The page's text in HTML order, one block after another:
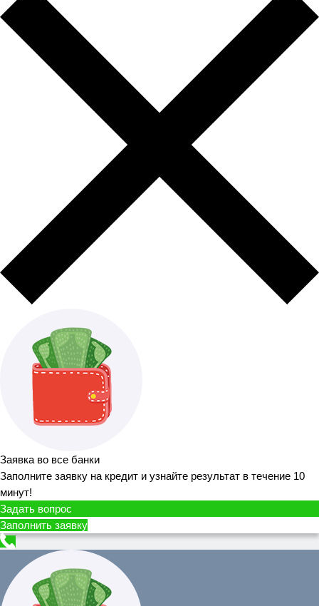
Заявка во все банки
Заполните заявку на кредит и узнайте результат в течение 10
минут!
Задать вопрос
Заполнить заявку